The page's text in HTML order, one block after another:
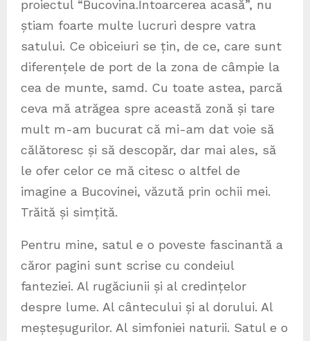
proiectul “Bucovina.Întoarcerea acasă”, nu
știam foarte multe lucruri despre vatra
satului. Ce obiceiuri se țin, de ce, care sunt
diferențele de port de la zona de câmpie la
cea de munte, samd. Cu toate astea, parcă
ceva mă atrăgea spre această zonă și tare
mult m-am bucurat că mi-am dat voie să
călătoresc și să descopăr, dar mai ales, să
le ofer celor ce mă citesc o altfel de
imagine a Bucovinei, văzută prin ochii mei.
Trăită și simțită.
Pentru mine, satul e o poveste fascinantă a
căror pagini sunt scrise cu condeiul
fanteziei. Al rugăciunii și al credințelor
despre lume. Al cântecului și al dorului. Al
meșteșugurilor. Al simfoniei naturii. Satul e o